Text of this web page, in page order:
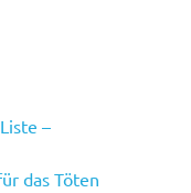
–
das Töten